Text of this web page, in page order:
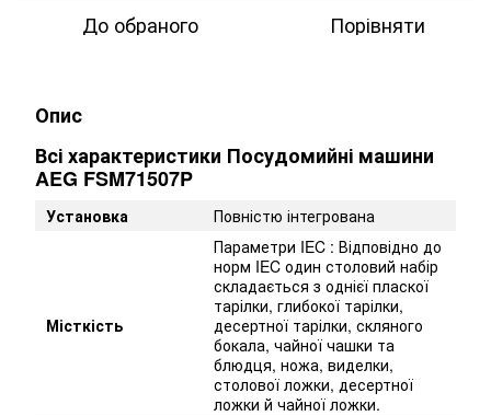
До обраного Порівняти
Опис
Всі характеристики Посудомийні машини
AEG FSM71507P
Установка Повністю інтегрована
Місткість
Параметри IEC : Відповідно до
норм IEC один столовий набір
складається з однієї пласкої
тарілки, глибокої тарілки,
десертної тарілки, скляного
бокала, чайної чашки та
блюдця, ножа, виделки,
столової ложки, десертної
ложки й чайної ложки.